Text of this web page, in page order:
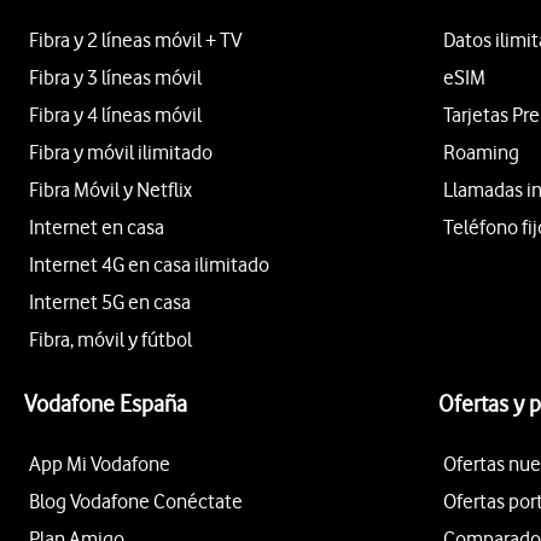
Fibra y 2 líneas móvil + TV
Fibra y 3 líneas móvil
Fibra y 4 líneas móvil
Fibra y móvil ilimitado
Fibra Móvil y Netflix
Internet en casa
Internet 4G en casa ilimitado
Internet 5G en casa
Fibra, móvil y fútbol
Datos
eSIM
Tarjetas
Roaming
Llamadas
Teléfono
Vodafone España
App Mi Vodafone
Blog Vodafone Conéctate
Ofertas y
Ofertas
Ofertas